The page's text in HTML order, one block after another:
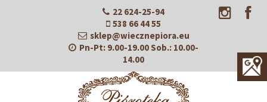
22 624-25-94
538 66 44 55
sklep@wiecznepiora.eu
Pn-Pt: 9.00-19.00Sob.: 10.00-
14.00